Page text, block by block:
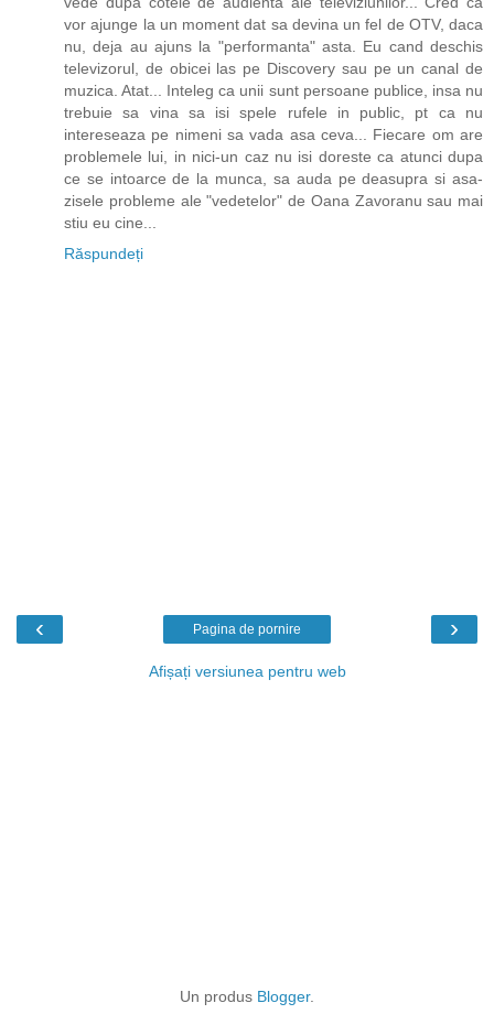
vor ajunge la un moment dat sa devina un fel de OTV, daca
nu, deja au ajuns la "performanta" asta. Eu cand deschis
televizorul, de obicei las pe Discovery sau pe un canal de
muzica. Atat... Inteleg ca unii sunt persoane publice, insa nu
trebuie sa vina sa isi spele rufele in public, pt ca nu
intereseaza pe nimeni sa vada asa ceva... Fiecare om are
problemele lui, in nici-un caz nu isi doreste ca atunci dupa
ce se intoarce de la munca, sa auda pe deasupra si asa-
zisele probleme ale "vedetelor" de Oana Zavoranu sau mai
stiu eu cine...
Răspundeți
‹ ›
Pagina de pornire
Afișați versiunea pentru web
Un produs Blogger.